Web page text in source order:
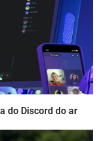
do Discord do ar